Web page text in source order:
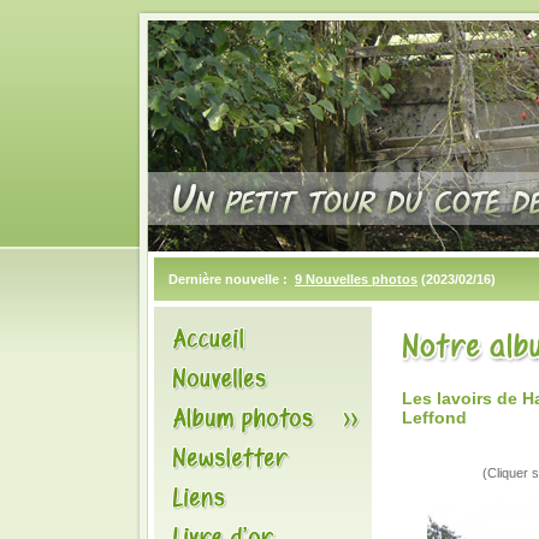
Dernière nouvelle : 9 Nouvelles photos (2023/02/16)
Les lavoirs de
Leffond
(Cliquer